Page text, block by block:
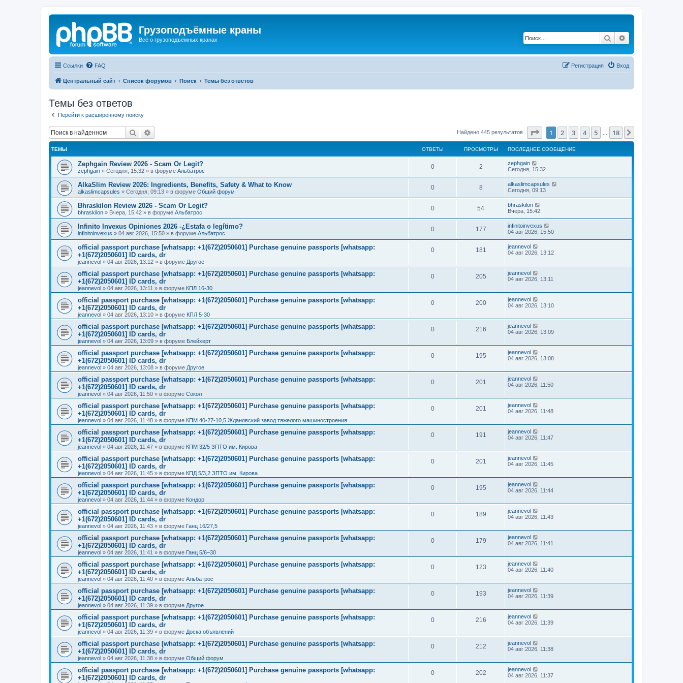
Грузоподъёмные краны
Всё о грузоподъёмных кранах Поиск
Ссылки FAQ Вход
Регистрация
Центральный сайт Список форумов Поиск Темы без ответов
Темы без ответов
Перейти к расширенному поиску
Поиск Найдено 445 результатов Страница1 из 18
1 2 3 4 5 18
ТЕМЫ ОТВЕТЫ ПРОСМОТРЫ ПОСЛЕДНЕЕ СООБЩЕНИЕ
Zephgain Review 2026 - Scam Or Legit?
zephgain » Сегодня, 15:32 » в форуме Альбатрос
0 2
zephgain
Сегодня, 15:32
AlkaSlim Review 2026: Ingredients, Benefits, Safety & What to Know
alkaslimcapsules » Сегодня, 09:13 » в форуме Общий форум
0 8
alkaslimcapsules
Сегодня, 09:13
Bhraskilon Review 2026 - Scam Or Legit?
bhraskilon » Вчера, 15:42 » в форуме Альбатрос
0 54
bhraskilon
Вчера, 15:42
Infinito Invexus Opiniones 2026 -¿Estafa o legítimo?
infinitoinvexus » 04 авг 2026, 15:50 » в форуме Альбатрос
0 177
infinitoinvexus
04 авг 2026, 15:50
official passport purchase [whatsapp: +1(672)2050601] Purchase genuine passports [whatsapp:
+1(672)2050601] ID cards, dr
jeannevol » 04 авг 2026, 13:12 » в форуме Другое
0 181
jeannevol
04 авг 2026, 13:12
official passport purchase [whatsapp: +1(672)2050601] Purchase genuine passports [whatsapp:
+1(672)2050601] ID cards, dr
jeannevol » 04 авг 2026, 13:11 » в форуме КПЛ 16-30
0 205
jeannevol
04 авг 2026, 13:11
official passport purchase [whatsapp: +1(672)2050601] Purchase genuine passports [whatsapp:
+1(672)2050601] ID cards, dr
jeannevol » 04 авг 2026, 13:10 » в форуме КПЛ 5-30
0 200
jeannevol
04 авг 2026, 13:10
official passport purchase [whatsapp: +1(672)2050601] Purchase genuine passports [whatsapp:
+1(672)2050601] ID cards, dr
jeannevol » 04 авг 2026, 13:09 » в форуме Блейхерт
0 216
jeannevol
04 авг 2026, 13:09
official passport purchase [whatsapp: +1(672)2050601] Purchase genuine passports [whatsapp:
+1(672)2050601] ID cards, dr
jeannevol » 04 авг 2026, 13:08 » в форуме Другое
0 195
jeannevol
04 авг 2026, 13:08
official passport purchase [whatsapp: +1(672)2050601] Purchase genuine passports [whatsapp:
+1(672)2050601] ID cards, dr
jeannevol » 04 авг 2026, 11:50 » в форуме Сокол
0 201
jeannevol
04 авг 2026, 11:50
official passport purchase [whatsapp: +1(672)2050601] Purchase genuine passports [whatsapp:
+1(672)2050601] ID cards, dr
jeannevol » 04 авг 2026, 11:48 » в форуме КПМ 40-27-10,5 Ждановский завод тяжелого машиностроения
0 201
jeannevol
04 авг 2026, 11:48
official passport purchase [whatsapp: +1(672)2050601] Purchase genuine passports [whatsapp:
+1(672)2050601] ID cards, dr
jeannevol » 04 авг 2026, 11:47 » в форуме КПМ 32/5 ЗПТО им. Кирова
0 191
jeannevol
04 авг 2026, 11:47
official passport purchase [whatsapp: +1(672)2050601] Purchase genuine passports [whatsapp:
+1(672)2050601] ID cards, dr
jeannevol » 04 авг 2026, 11:45 » в форуме КПД 5/3,2 ЗПТО им. Кирова
0 201
jeannevol
04 авг 2026, 11:45
official passport purchase [whatsapp: +1(672)2050601] Purchase genuine passports [whatsapp:
+1(672)2050601] ID cards, dr
jeannevol » 04 авг 2026, 11:44 » в форуме Кондор
0 195
jeannevol
04 авг 2026, 11:44
official passport purchase [whatsapp: +1(672)2050601] Purchase genuine passports [whatsapp:
+1(672)2050601] ID cards, dr
jeannevol » 04 авг 2026, 11:43 » в форуме Ганц 16/27,5
0 189
jeannevol
04 авг 2026, 11:43
official passport purchase [whatsapp: +1(672)2050601] Purchase genuine passports [whatsapp:
+1(672)2050601] ID cards, dr
jeannevol » 04 авг 2026, 11:41 » в форуме Ганц 5/6–30
0 179
jeannevol
04 авг 2026, 11:41
official passport purchase [whatsapp: +1(672)2050601] Purchase genuine passports [whatsapp:
+1(672)2050601] ID cards, dr
jeannevol » 04 авг 2026, 11:40 » в форуме Альбатрос
0 123
jeannevol
04 авг 2026, 11:40
official passport purchase [whatsapp: +1(672)2050601] Purchase genuine passports [whatsapp:
+1(672)2050601] ID cards, dr
jeannevol » 04 авг 2026, 11:39 » в форуме Другое
0 193
jeannevol
04 авг 2026, 11:39
official passport purchase [whatsapp: +1(672)2050601] Purchase genuine passports [whatsapp:
+1(672)2050601] ID cards, dr
jeannevol » 04 авг 2026, 11:39 » в форуме Доска объявлений
0 216
jeannevol
04 авг 2026, 11:39
official passport purchase [whatsapp: +1(672)2050601] Purchase genuine passports [whatsapp:
+1(672)2050601] ID cards, dr
jeannevol » 04 авг 2026, 11:38 » в форуме Общий форум
0 212
jeannevol
04 авг 2026, 11:38
official passport purchase [whatsapp: +1(672)2050601] Purchase genuine passports [whatsapp:
+1(672)2050601] ID cards, dr
0 202
jeannevol
04 авг 2026, 11:37